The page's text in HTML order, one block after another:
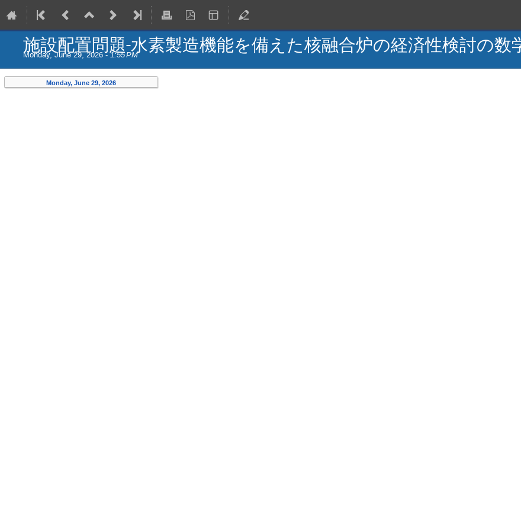
施設配置問題-水素製造機能を備えた核融合炉の経済性検討の数
Monday, June 29, 2026 -1:55 PM
Monday, June 29, 2026